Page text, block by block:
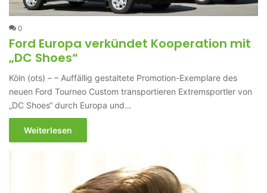
0
Ford Europa verkündet Kooperation mit
„DC Shoes“
Köln (ots) – – Auffällig gestaltete Promotion-Exemplare des
neuen Ford Tourneo Custom transportieren Extremsportler von
„DC Shoes“ durch Europa und…
Weiterlesen